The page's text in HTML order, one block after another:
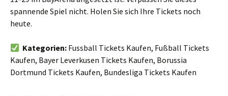
spannende Spiel nicht. Holen Sie sich Ihre Tickets noch
heute.
Kategorien: Fussball Tickets Kaufen, Fußball Tickets
Kaufen, Bayer Leverkusen Tickets Kaufen, Borussia
Dortmund Tickets Kaufen, Bundesliga Tickets Kaufen